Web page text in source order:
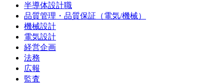
半導体設計職
品質管理・品質保証（電気/機械）
機械設計
電気設計
経営企画
法務
広報
監査